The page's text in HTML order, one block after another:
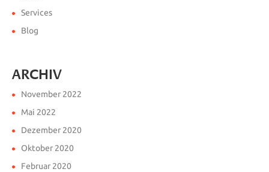
Services
Blog
ARCHIV
November 2022
Mai 2022
Dezember 2020
Oktober 2020
Februar 2020